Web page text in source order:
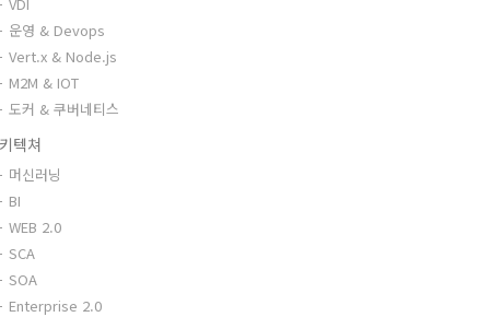
운영 & Devops
Vert.x & Node.js
M2M & IOT
도커 & 쿠버네티스
텍쳐
머신러닝
BI
WEB 2.0
SCA
SOA
Enterprise 2.0